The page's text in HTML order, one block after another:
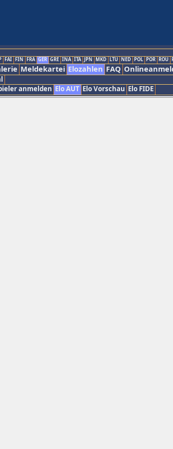
FAI FIN FRA GER GRE INA ITA JPN MKD LTU NED POL POR ROU
Meldekartei Elozahlen FAQ
anmelden Elo AUT Elo Vorschau Elo FIDE